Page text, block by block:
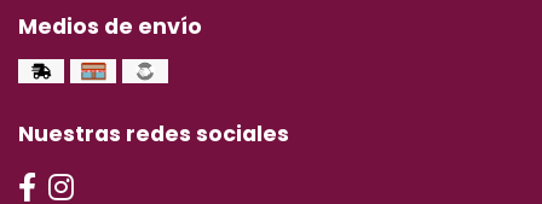
Medios de envío
Nuestras redes sociales